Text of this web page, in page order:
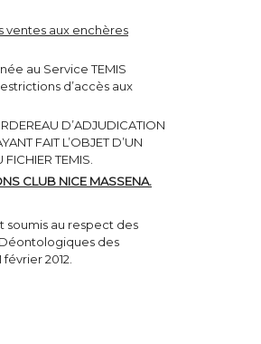
ventes aux enchères
au Service TEMIS
d’accès aux
D’ADJUDICATION
FAIT L’OBJET D’UN
FICHIER TEMIS.
CLUB NICE MASSENA.
soumis au respect des
des
2012.